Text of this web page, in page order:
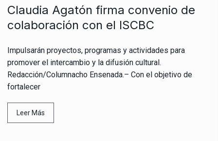
Claudia Agatón firma convenio de
colaboración con el ISCBC
Impulsarán proyectos, programas y actividades para
promover el intercambio y la difusión cultural.
Redacción/Columnacho Ensenada.– Con el objetivo de
fortalecer
Leer Más